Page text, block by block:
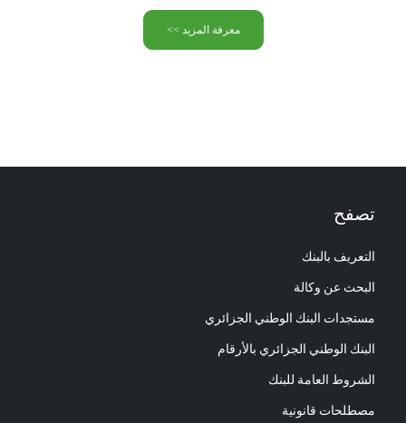
معرفة المزيد >>
تصفح
التعريف بالبنك
البحث عن وكالة
مستجدات البنك الوطني الجزائري
البنك الوطني الجزائري بالأرقام
الشروط العامة للبنك
مصطلحات قانونية